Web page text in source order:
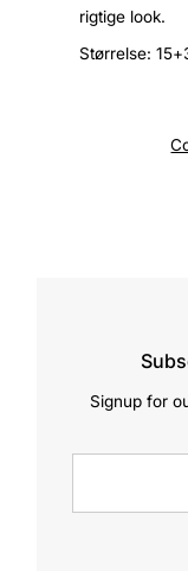
rigtige look.
Størrelse:
Signup for
Address